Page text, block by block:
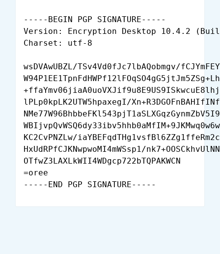
-----BEGIN PGP SIGNATURE-----
Version: Encryption Desktop 10.4.2
Charset: utf-8
wsDVAwUBZL/TSv4Vd0fJc7lbAQobmgv/
lPLp0kpLK2UTW5hpaxegI/
KC2CvPNZLw/
HxUdRPfCJKNwpwoMI4mWSsp1/
OTfwZ3LAXLkWII4WDgcp722bTQPAKWCN
=oree